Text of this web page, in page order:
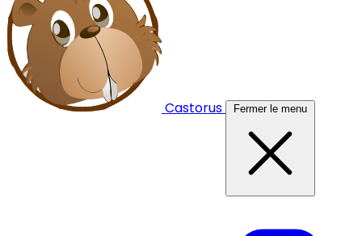
Castorus Fermer le menu